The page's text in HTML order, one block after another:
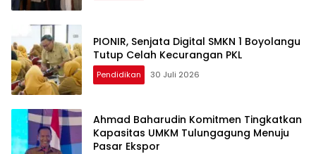
PIONIR, Senjata Digital SMKN 1 Boyolangu
Tutup Celah Kecurangan PKL
Pendidikan 30 Juli 2026
Ahmad Baharudin Komitmen Tingkatkan
Kapasitas UMKM Tulungagung Menuju
Pasar Ekspor